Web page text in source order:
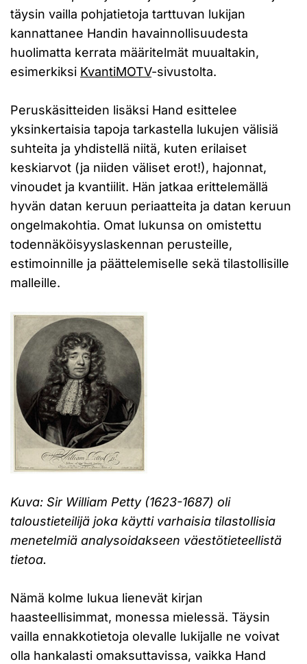
täysin vailla pohjatietoja tarttuvan lukijan
kannattanee Handin havainnollisuudesta
huolimatta kerrata määritelmät muualtakin,
esimerkiksi KvantiMOTV-sivustolta.
Peruskäsitteiden lisäksi Hand esittelee
yksinkertaisia tapoja tarkastella lukujen välisiä
suhteita ja yhdistellä niitä, kuten erilaiset
keskiarvot (ja niiden väliset erot!), hajonnat,
vinoudet ja kvantiilit. Hän jatkaa erittelemällä
hyvän datan keruun periaatteita ja datan keruun
ongelmakohtia. Omat lukunsa on omistettu
todennäköisyyslaskennan perusteille,
estimoinnille ja päättelemiselle sekä tilastollisille
malleille.
Kuva: Sir William Petty (1623-1687) oli
taloustieteilijä joka käytti varhaisia tilastollisia
menetelmiä analysoidakseen väestötieteellistä
tietoa.
Nämä kolme lukua lienevät kirjan
haasteellisimmat, monessa mielessä. Täysin
vailla ennakkotietoja olevalle lukijalle ne voivat
olla hankalasti omaksuttavissa, vaikka Hand